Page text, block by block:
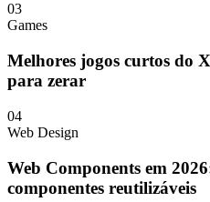
03
Games
Melhores jogos curtos do
para zerar
04
Web Design
Web Components em
componentes reutilizáveis